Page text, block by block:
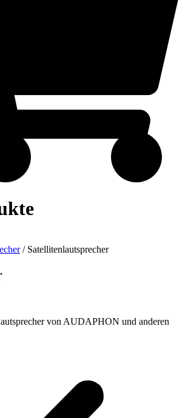
/ Satellitenlautsprecher
von AUDAPHON und anderen